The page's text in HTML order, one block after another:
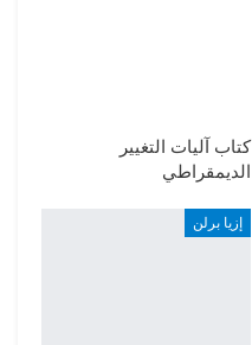
كتاب آليات التغيير
الديمقراطي
إزيا برلن